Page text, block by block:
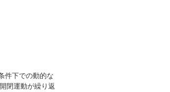
件下での動的な
閉運動が繰り返